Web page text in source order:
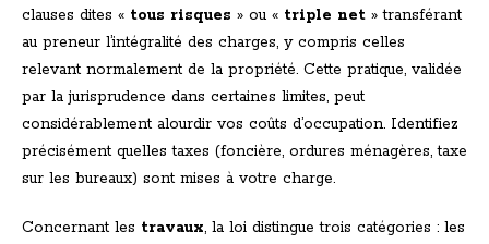
clauses dites « tous risques » ou « triple net » transférant
au preneur l’intégralité des charges, y compris celles
relevant normalement de la propriété. Cette pratique, validée
par la jurisprudence dans certaines limites, peut
considérablement alourdir vos coûts d’occupation. Identifiez
précisément quelles taxes (foncière, ordures ménagères, taxe
sur les bureaux) sont mises à votre charge.
Concernant les travaux, la loi distingue trois catégories : les